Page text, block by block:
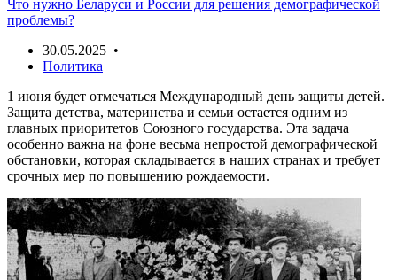
Что нужно Беларуси и России для решения демографической
проблемы?
30.05.2025 •
Политика
1 июня будет отмечаться Международный день защиты детей.
Защита детства, материнства и семьи остается одним из
главных приоритетов Союзного государства. Эта задача
особенно важна на фоне весьма непростой демографической
обстановки, которая складывается в наших странах и требует
срочных мер по повышению рождаемости.